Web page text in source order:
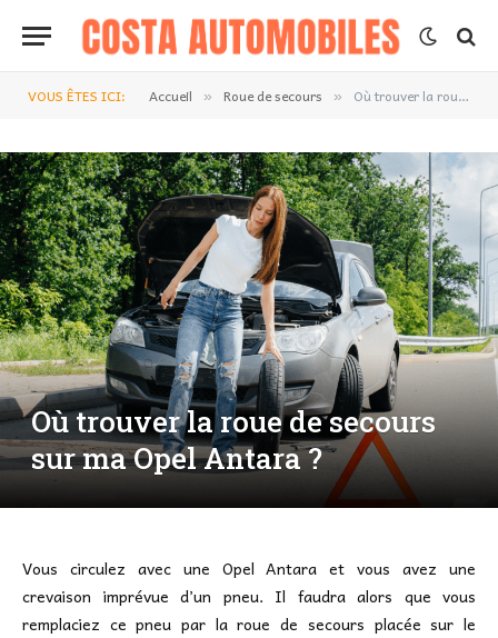
VOUS ÊTES ICI: Accueil » Roue de secours » Où trouver la roue de secours sur ma Opel Antara ?
Où trouver la roue de secours
sur ma Opel Antara ?
Vous circulez avec une Opel Antara et vous avez une
crevaison imprévue d’un pneu. Il faudra alors que vous
remplaciez ce pneu par la roue de secours placée sur le